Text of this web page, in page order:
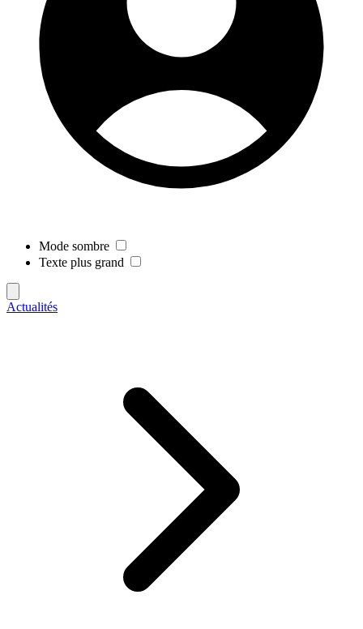
Mode sombre
Texte plus grand
Actualités